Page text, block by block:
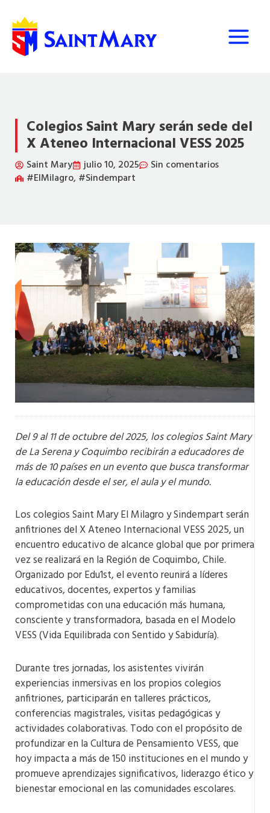
contenido
Colegios Saint Mary serán sede del
X Ateneo Internacional VESS 2025
Saint Mary julio 10, 2025
Sin comentarios
#ElMilagro, #Sindempart
Del 9 al 11 de octubre del 2025, los colegios Saint Mary
de La Serena y Coquimbo recibirán a educadores de
más de 10 países en un evento que busca transformar
la educación desde el ser, el aula y el mundo.
Los colegios Saint Mary El Milagro y Sindempart serán
anfitriones del X Ateneo Internacional VESS 2025, un
encuentro educativo de alcance global que por primera
vez se realizará en la Región de Coquimbo, Chile.
Organizado por Edu1st, el evento reunirá a líderes
educativos, docentes, expertos y familias
comprometidas con una educación más humana,
consciente y transformadora, basada en el Modelo
VESS (Vida Equilibrada con Sentido y Sabiduría).
Durante tres jornadas, los asistentes vivirán
experiencias inmersivas en los propios colegios
anfitriones, participarán en talleres prácticos,
conferencias magistrales, visitas pedagógicas y
actividades colaborativas. Todo con el propósito de
profundizar en la Cultura de Pensamiento VESS, que
hoy impacta a más de 150 instituciones en el mundo y
promueve aprendizajes significativos, liderazgo ético y
bienestar emocional en las comunidades escolares.